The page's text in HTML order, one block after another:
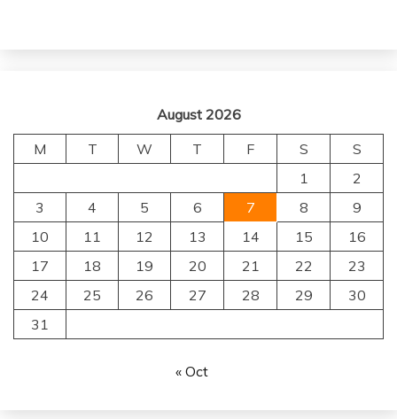
August 2026
M
T W T F S
S
1
2
3
4 5 6 7 8
9
10
11 12 13 14 15
16
17
18 19 20 21 22
23
24
25 26 27 28 29
30
31
« Oct